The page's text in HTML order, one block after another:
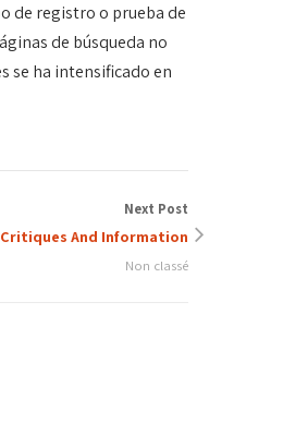
de registro o prueba de
de búsqueda no
se ha intensificado en
Next Post
Critiques And Information
Non classé